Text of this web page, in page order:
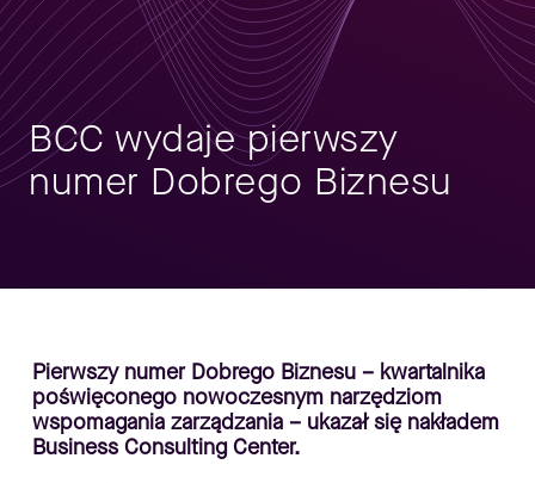
BCC wydaje pierwszy
numer Dobrego Biznesu
Pierwszy numer Dobrego Biznesu – kwartalnika
poświęconego nowoczesnym narzędziom
wspomagania zarządzania – ukazał się nakładem
Business Consulting Center.